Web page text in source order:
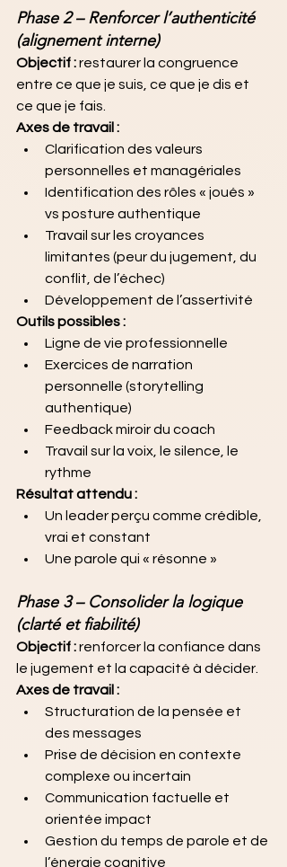
Phase 2 – Renforcer l’authenticité
(alignement interne)
Objectif : restaurer la congruence
entre ce que je suis, ce que je dis et
ce que je fais.
Axes de travail :
Clarification des valeurs
personnelles et managériales
Identification des rôles « joués »
vs posture authentique
Travail sur les croyances
limitantes (peur du jugement, du
conflit, de l’échec)
Développement de l’assertivité
Outils possibles :
Ligne de vie professionnelle
Exercices de narration
personnelle (storytelling
authentique)
Feedback miroir du coach
Travail sur la voix, le silence, le
rythme
Résultat attendu :
Un leader perçu comme crédible,
vrai et constant
Une parole qui « résonne »
Phase 3 – Consolider la logique
(clarté et fiabilité)
Objectif : renforcer la confiance dans
le jugement et la capacité à décider.
Axes de travail :
Structuration de la pensée et
des messages
Prise de décision en contexte
complexe ou incertain
Communication factuelle et
orientée impact
Gestion du temps de parole et de
l’énergie cognitive